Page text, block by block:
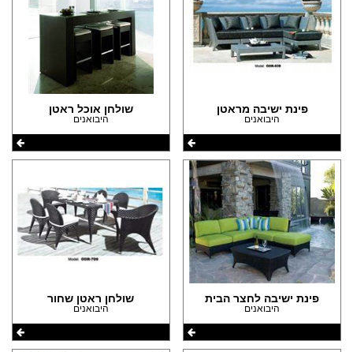
פינת ישיבה מראטן
היבואנים
שולחן אוכל ראטן
היבואנים
פינת ישיבה לחצר הבית
היבואנים
שולחן ראטן שחור
היבואנים